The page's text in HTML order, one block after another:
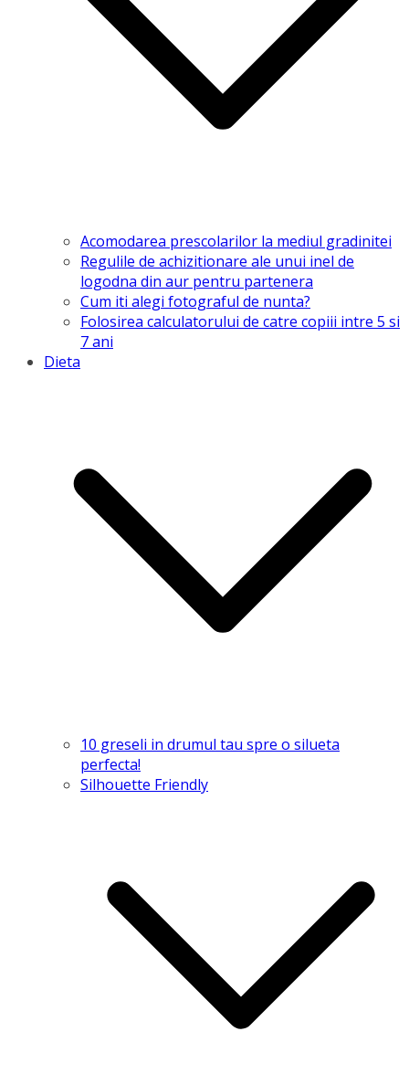
Acomodarea prescolarilor la mediul gradinitei
Regulile de achizitionare ale unui inel de
logodna din aur pentru partenera
Cum iti alegi fotograful de nunta?
Folosirea calculatorului de catre copiii intre 5 si
7 ani
Dieta
10 greseli in drumul tau spre o silueta
perfecta!
Silhouette Friendly